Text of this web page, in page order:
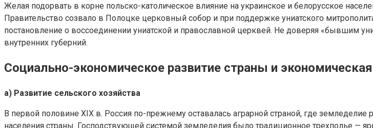
Желая подорвать в корне польско-католическое влияние на украинское и белорусское
Правительство созвало в Полоцке церковный собор и при поддержке униатского
постановление о воссоединении униатской и православной церквей. Не доверяя «бывшим
внутренних губерний.
Социально-экономическое развитие страны и
а) Развитие сельского хозяйства
В первой половине XIX в. Россия по-прежнему оставалась аграрной страной, где
населения страны. Господствующей системой земледелия было традиционное трехполье —